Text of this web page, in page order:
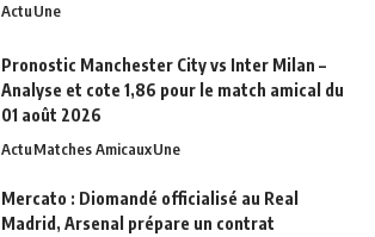
ActuUne
Pronostic Manchester City vs Inter Milan –
Analyse et cote 1,86 pour le match amical du
01 août 2026
ActuMatches AmicauxUne
Mercato : Diomandé officialisé au Real
Madrid, Arsenal prépare un contrat